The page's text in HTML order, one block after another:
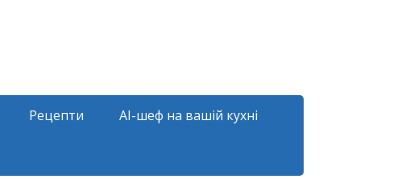
Рецепти AI-шеф на вашій кухні